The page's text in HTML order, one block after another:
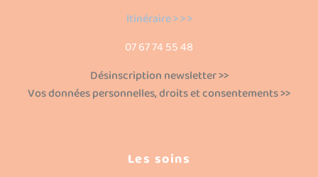
Itinéraire > > >
07 67 74 55 48
Désinscription newsletter >>
Vos données personnelles, droits et consentements >>
Les soins